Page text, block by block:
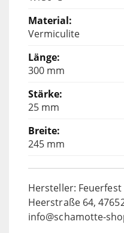
Vermiculite
300 mm
25 mm
245 mm
Hersteller: Feuerfest
Heerstraße 64,
info@schamotte-